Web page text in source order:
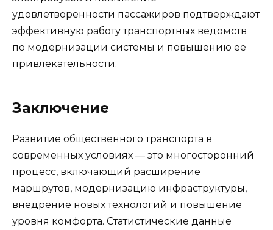
удовлетворенности пассажиров подтверждают
эффективную работу транспортных ведомств
по модернизации системы и повышению ее
привлекательности.
Заключение
Развитие общественного транспорта в
современных условиях — это многосторонний
процесс, включающий расширение
маршрутов, модернизацию инфраструктуры,
внедрение новых технологий и повышение
уровня комфорта. Статистические данные